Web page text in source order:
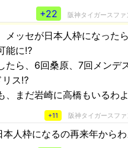
+22
阪神タイガースファ
メッセが日本人枠になった
能に⁉︎
たら、6回桑原、7回メンデ
リス⁉︎
、まだ岩崎に高橋もいるわ
+11 阪神タイガースファ
本人枠になるの再来年からわ